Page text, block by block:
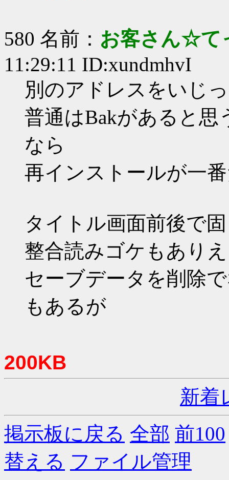
580 名前： お客さん☆て
11:29:11 ID:xundmhvI
別のアドレスをいじ
普通はBakがあると
なら
再インストールが一
タイトル画面前後で
整合読みゴケもあり
セーブデータを削除
もあるが
200KB
新着
掲示板に戻る 全部 前100
替える ファイル管理